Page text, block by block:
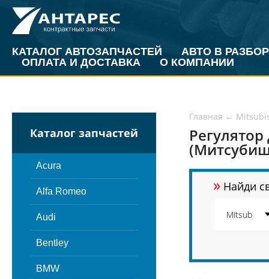
КАТАЛОГ АВТОЗАПЧАСТЕЙ
АВТО В РАЗБОР
ОПЛАТА И ДОСТАВКА
О КОМПАНИИ
Каталог запчастей
Acura
Alfa Romeo
Audi
Bentley
BMW
Главная ←
» Найди